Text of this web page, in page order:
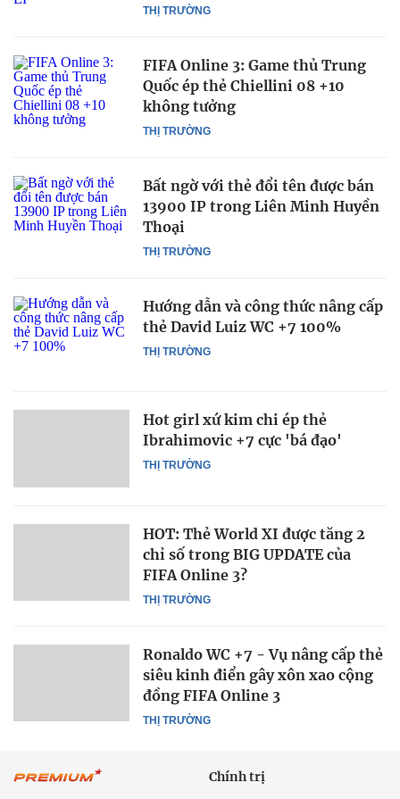
THỊ TRƯỜNG
THỊ TRƯỜNG
FIFA Online 3: Game thủ Trung
Quốc ép thẻ Chiellini 08 +10
không tưởng
THỊ TRƯỜNG
Bất ngờ với thẻ đổi tên được bán
13900 IP trong Liên Minh Huyền
Thoại
THỊ TRƯỜNG
Hướng dẫn và công thức nâng cấp
thẻ David Luiz WC +7 100%
THỊ TRƯỜNG
Hot girl xứ kim chi ép thẻ
Ibrahimovic +7 cực 'bá đạo'
THỊ TRƯỜNG
HOT: Thẻ World XI được tăng 2
chỉ số trong BIG UPDATE của
FIFA Online 3?
THỊ TRƯỜNG
Ronaldo WC +7 - Vụ nâng cấp thẻ
siêu kinh điển gây xôn xao cộng
đồng FIFA Online 3
Chính trị